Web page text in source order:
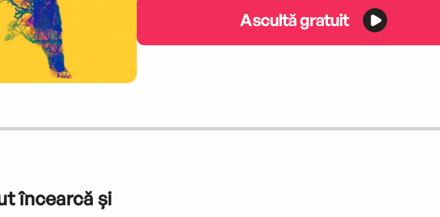
Ascultă gratuit
încearcă și